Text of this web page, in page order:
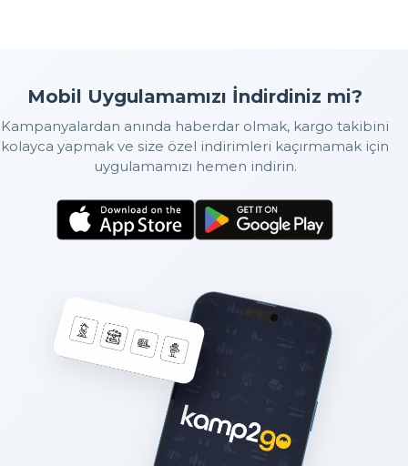
Mobil Uygulamamızı İndirdiniz mi?
Kampanyalardan anında haberdar olmak, kargo takibini
kolayca yapmak ve size özel indirimleri kaçırmamak için
uygulamamızı hemen indirin.